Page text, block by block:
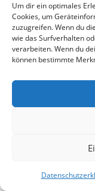
Um dir ein optimales
Cookies, um
zuzugreifen. Wenn du
wie das Surfverhalten
verarbeiten. Wenn du
können bestimmte
hofieren
Radikale
gesellschaftliche